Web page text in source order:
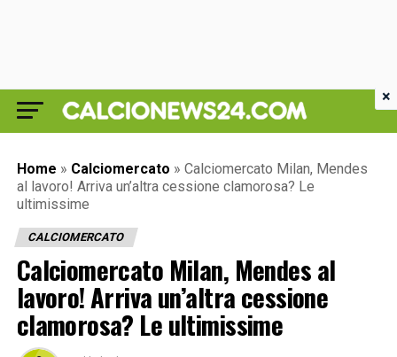
Home » Calciomercato » Calciomercato Milan, Mendes
al lavoro! Arriva un’altra cessione clamorosa? Le
ultimissime
CALCIOMERCATO
Calciomercato Milan, Mendes al
lavoro! Arriva un’altra cessione
clamorosa? Le ultimissime
×